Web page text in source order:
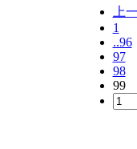
上
1
..96
97
98
99